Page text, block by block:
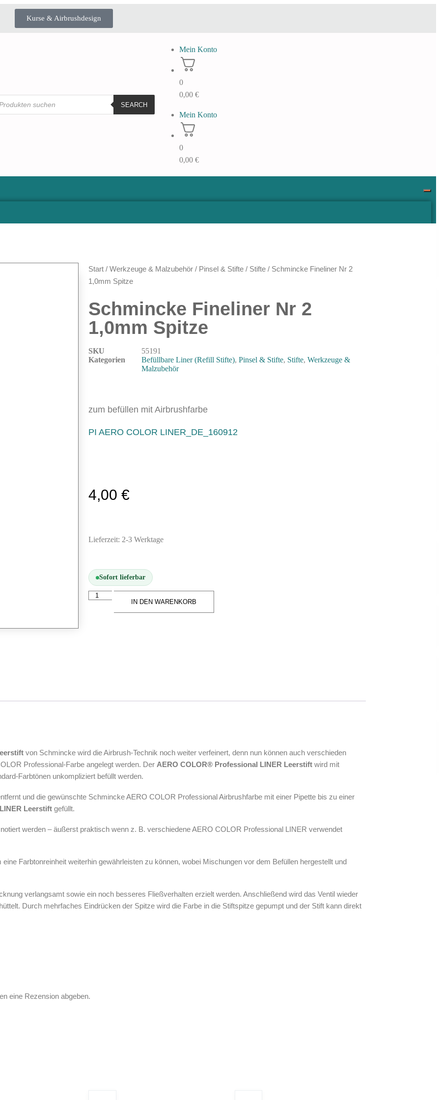
Kurse & Airbrushdesign
SEARCH
Mein Konto
0
0,00 €
Mein Konto
0
0,00 €
Start / Werkzeuge & Malzubehör / Pinsel & Stifte / Stifte / Schmincke Fineliner Nr 2
1,0mm Spitze
Schmincke Fineliner Nr 2
1,0mm Spitze
SKU
55191
Kategorien
Befüllbare Liner (Refill Stifte), Pinsel & Stifte, Stifte, Werkzeuge &
Malzubehör
zum befüllen mit Airbrushfarbe
PI AERO COLOR LINER_DE_160912
4,00 €
Lieferzeit: 2-3 Werktage
Sofort lieferbar
IN DEN WARENKORB
von Schmincke wird die Airbrush-Technik noch weiter verfeinert, denn nun können auch verschieden
Professional-Farbe angelegt werden. Der AERO COLOR® Professional LINER Leerstift wird mit
Farbtönen unkompliziert befüllt werden.
und die gewünschte Schmincke AERO COLOR Professional Airbrushfarbe mit einer Pipette bis zu einer
Leerstift gefüllt.
werden – äußerst praktisch wenn z. B. verschiedene AERO COLOR Professional LINER verwendet
Farbtonreinheit weiterhin gewährleisten zu können, wobei Mischungen vor dem Befüllen hergestellt und
verlangsamt sowie ein noch besseres Fließverhalten erzielt werden. Anschließend wird das Ventil wieder
Durch mehrfaches Eindrücken der Spitze wird die Farbe in die Stiftspitze gepumpt und der Stift kann direkt
eine Rezension abgeben.